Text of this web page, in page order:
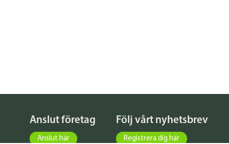
Anslut företag
Anslut här
Följ vårt nyhetsbrev
Registrera dig här